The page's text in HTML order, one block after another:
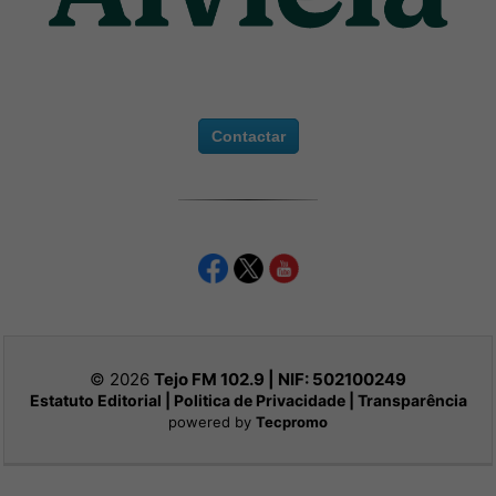
Contactar
© 2026 Tejo FM 102.9 | NIF: 502100249
Estatuto Editorial Politica de Privacidade| Transparência
powered by Tecpromo